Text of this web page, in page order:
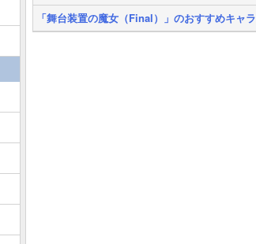
「舞台装置の魔女（Final）」のおすすめキャラ